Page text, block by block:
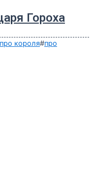
Гороха
про короля#про